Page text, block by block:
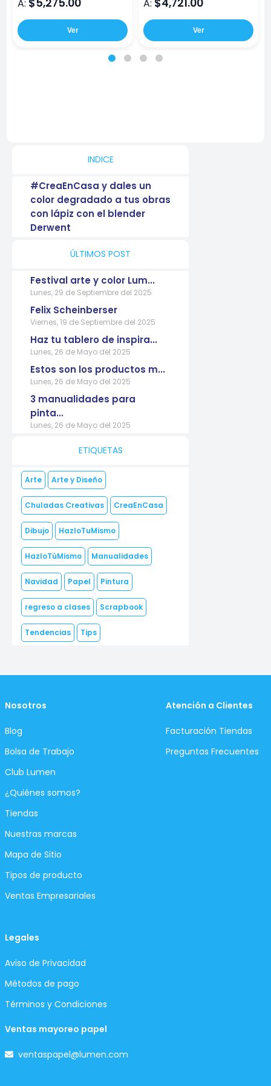
A: $5,275.00
Ver
A: $4,721.00
Ver
INDICE
#CreaEnCasa y dales un
color degradado a tus obras
con lápiz con el blender
Derwent
ÚLTIMOS POST
Festival arte y color Lum...
Lunes, 29 de Septiembre del 2025
Felix Scheinberser
Viernes, 19 de Septiembre del 2025
Haz tu tablero de inspira...
Lunes, 26 de Mayo del 2025
Estos son los productos m...
Lunes, 26 de Mayo del 2025
3 manualidades para
pinta...
Lunes, 26 de Mayo del 2025
ETIQUETAS
Arte Arte y Diseño
Chuladas Creativas CreaEnCasa
Dibujo HazloTuMismo
HazloTúMismo Manualidades
Navidad Papel Pintura
regreso a clases Scrapbook
Tendencias Tips
Nosotros
Blog
Bolsa de Trabajo
Club Lumen
¿Quiénes somos?
Tiendas
Nuestras marcas
Mapa de Sitio
Tipos de producto
Ventas Empresariales
Atención a Clientes
Facturación Tiendas
Preguntas Frecuentes
Legales
Aviso de Privacidad
Métodos de pago
Términos y Condiciones
Ventas mayoreo papel
ventaspapel@lumen.com